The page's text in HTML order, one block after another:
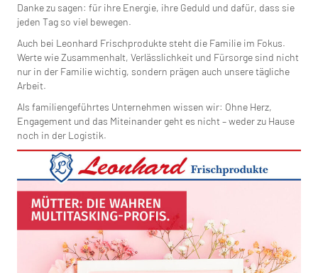
Danke zu sagen: für ihre Energie, ihre Geduld und dafür, dass sie
jeden Tag so viel bewegen.
Auch bei Leonhard Frischprodukte steht die Familie im Fokus.
Werte wie Zusammenhalt, Verlässlichkeit und Fürsorge sind nicht
nur in der Familie wichtig, sondern prägen auch unsere tägliche
Arbeit.
Als familiengeführtes Unternehmen wissen wir: Ohne Herz,
Engagement und das Miteinander geht es nicht – weder zu Hause
noch in der Logistik.